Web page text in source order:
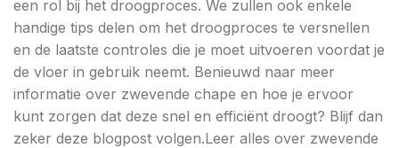
een rol bij het droogproces. We zullen ook enkele
handige tips delen om het droogproces te versnellen
en de laatste controles die je moet uitvoeren voordat je
de vloer in gebruik neemt. Benieuwd naar meer
informatie over zwevende chape en hoe je ervoor
kunt zorgen dat deze snel en efficiënt droogt? Blijf dan
zeker deze blogpost volgen.Leer alles over zwevende